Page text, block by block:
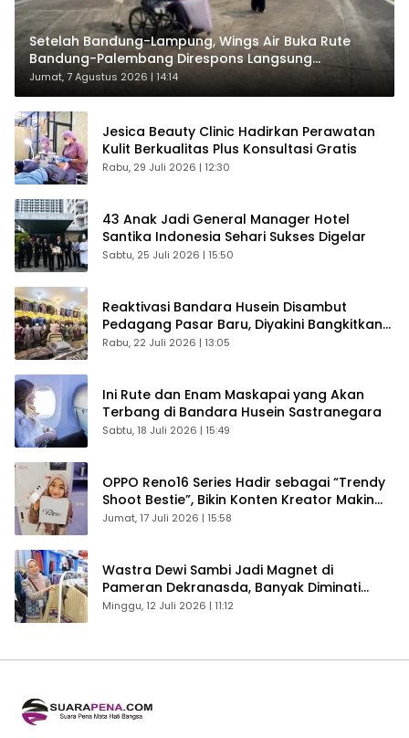
Setelah Bandung-Lampung, Wings Air Buka Rute
Bandung-Palembang Direspons Langsung
Penumpang
Jumat, 7 Agustus 2026 | 14:14
Jesica Beauty Clinic Hadirkan Perawatan
Kulit Berkualitas Plus Konsultasi Gratis
Rabu, 29 Juli 2026 | 12:30
43 Anak Jadi General Manager Hotel
Santika Indonesia Sehari Sukses Digelar
Sabtu, 25 Juli 2026 | 15:50
Reaktivasi Bandara Husein Disambut
Pedagang Pasar Baru, Diyakini Bangkitkan
Kembali Ekonomi Bandung
Rabu, 22 Juli 2026 | 13:05
Ini Rute dan Enam Maskapai yang Akan
Terbang di Bandara Husein Sastranegara
Sabtu, 18 Juli 2026 | 15:49
OPPO Reno16 Series Hadir sebagai “Trendy
Shoot Bestie”, Bikin Konten Kreator Makin
Betah
Jumat, 17 Juli 2026 | 15:58
Wastra Dewi Sambi Jadi Magnet di
Pameran Dekranasda, Banyak Diminati
Pengunjung
Minggu, 12 Juli 2026 | 11:12